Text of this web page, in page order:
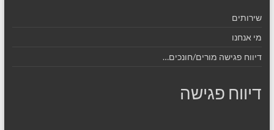
שירותים
מי אנחנו
דיווח פגישה מורים/חונכים…
דיווח פגישה